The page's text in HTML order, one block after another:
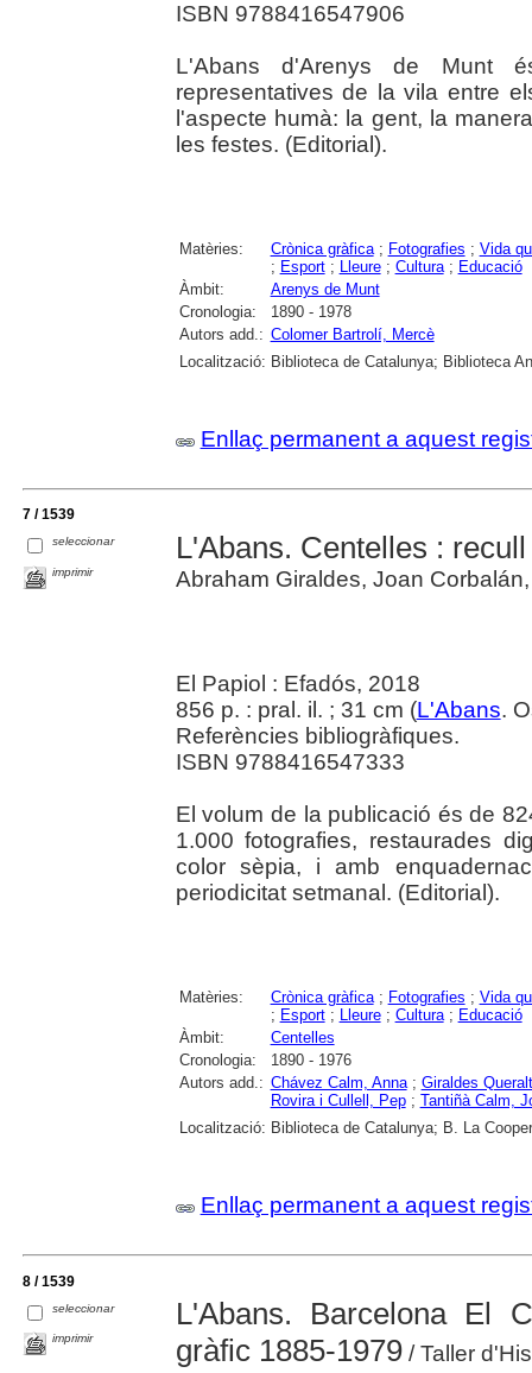
ISBN 9788416547906
L'Abans d'Arenys de Munt
representatives de la vila entre
l'aspecte humà: la gent, la
les festes. (Editorial).
Matèries: Crònica gràfica; Fotografies ; Vida
; Esport; Lleure; Cultura; Educació
Àmbit:
Arenys de Munt
Cronologia:
1890 - 1978
Autors add.: Colomer Bartrolí, Mercè
Localització: Biblioteca de Catalunya; Biblioteca
Enllaç permanent a aquest
7 / 1539
seleccionar
imprimir
L'Abans. Centelles :
Abraham Giraldes, Joan
El Papiol : Efadós, 2018
856 p. : pral. il. ; 31 cm (L'Abans.
Referències bibliogràfiques.
ISBN 9788416547333
El volum de la publicació és de
1.000 fotografies, restaurades
color sèpia, i amb
periodicitat setmanal. (Editorial).
Matèries: Crònica gràfica; Fotografies ; Vida
; Esport; Lleure; Cultura; Educació
Àmbit:
Centelles
Cronologia:
1890 - 1976
Autors add.: Chávez Calm, Anna; Giraldes
Rovira i Cullell, Pep; Tantiñà Calm,
Localització: Biblioteca de Catalunya; B. La
Enllaç permanent a aquest
8 / 1539
seleccionar
imprimir
L'Abans. Barcelona El
gràfic 1885-1979/ Taller